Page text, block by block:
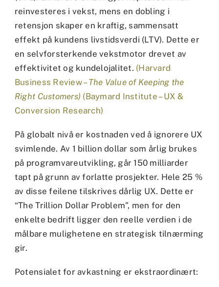
reinvesteres i vekst, mens en dobling i
retensjon skaper en kraftig, sammensatt
effekt på kundens livstidsverdi (LTV). Dette er
en selvforsterkende vekstmotor drevet av
effektivitet og kundelojalitet. (Harvard
Business Review –The Value of Keeping the
Right Customers) (Baymard Institute – UX &
Conversion Research)
På globalt nivå er kostnaden ved å ignorere UX
svimlende. Av 1 billion dollar som årlig brukes
på programvareutvikling, går 150 milliarder
tapt på grunn av forlatte prosjekter. Hele 25 %
av disse feilene tilskrives dårlig UX. Dette er
“The Trillion Dollar Problem”, men for den
enkelte bedrift ligger den reelle verdien i de
målbare mulighetene en strategisk tilnærming
gir.
Potensialet for avkastning er ekstraordinært: